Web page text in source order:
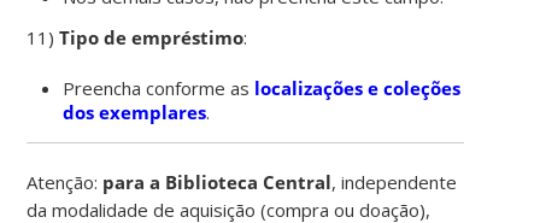
11)Tipo de empréstimo:
Preencha conforme as localizações e coleções
dos exemplares.
Atenção: para a Biblioteca Central, independente
da modalidade de aquisição (compra ou doação),